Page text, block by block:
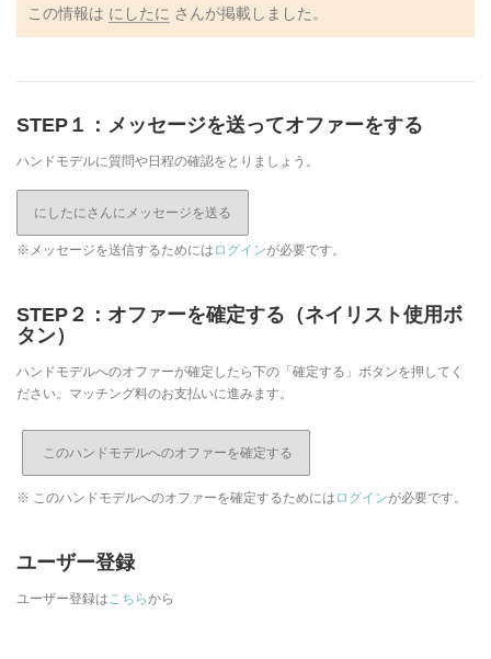
この情報は にしたに さんが掲載しました。
STEP１：メッセージを送ってオファーをする
ハンドモデルに質問や日程の確認をとりましょう。
にしたにさんにメッセージを送る
※メッセージを送信するためには ログインが必要です。
STEP２：オファーを確定する（ネイリスト使用ボ
タン）
ハンドモデルへのオファーが確定したら下の「確定する」ボタンを押してく
ださい。マッチング料のお支払いに進みます。
※ このハンドモデルへのオファーを確定するためには ログインが必要です。
ユーザー登録
ユーザー登録はこちらから